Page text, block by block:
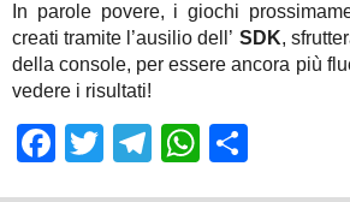
In parole povere, i giochi
creati tramite l’ausilio dell’ SDK,
della console, per essere ancora più
vedere i risultati!
Facebook
TwitterTelegram